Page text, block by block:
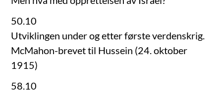
50.10
Utviklingen under og etter første verdenskrig.
McMahon-brevet til Hussein (24. oktober
1915)
58.10